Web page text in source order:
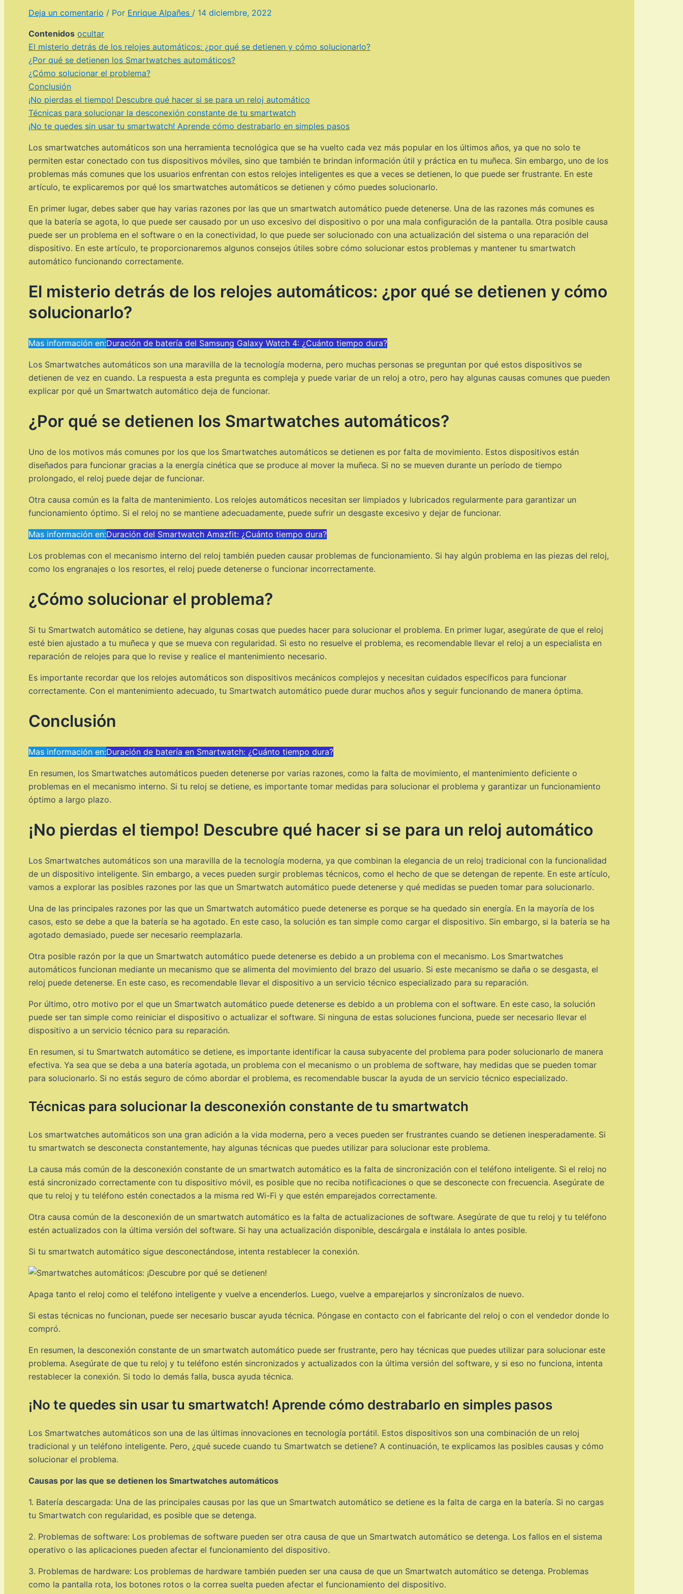
Deja un comentario / Por Enrique Alpañes / 14 diciembre, 2022
Contenidos ocultar
El misterio detrás de los relojes automáticos: ¿por qué se detienen y cómo solucionarlo?
¿Por qué se detienen los Smartwatches automáticos?
¿Cómo solucionar el problema?
Conclusión
¡No pierdas el tiempo! Descubre qué hacer si se para un reloj automático
Técnicas para solucionar la desconexión constante de tu smartwatch
¡No te quedes sin usar tu smartwatch! Aprende cómo destrabarlo en simples pasos
Los smartwatches automáticos son una herramienta tecnológica que se ha vuelto cada vez más popular en los últimos años, ya que no solo te
permiten estar conectado con tus dispositivos móviles, sino que también te brindan información útil y práctica en tu muñeca. Sin embargo, uno de los
problemas más comunes que los usuarios enfrentan con estos relojes inteligentes es que a veces se detienen, lo que puede ser frustrante. En este
artículo, te explicaremos por qué los smartwatches automáticos se detienen y cómo puedes solucionarlo.
En primer lugar, debes saber que hay varias razones por las que un smartwatch automático puede detenerse. Una de las razones más comunes es
que la batería se agota, lo que puede ser causado por un uso excesivo del dispositivo o por una mala configuración de la pantalla. Otra posible causa
puede ser un problema en el software o en la conectividad, lo que puede ser solucionado con una actualización del sistema o una reparación del
dispositivo. En este artículo, te proporcionaremos algunos consejos útiles sobre cómo solucionar estos problemas y mantener tu smartwatch
automático funcionando correctamente.
El misterio detrás de los relojes automáticos: ¿por qué se detienen y cómo
solucionarlo?
Mas información en:Duración de batería del Samsung Galaxy Watch 4: ¿Cuánto tiempo dura?
Los Smartwatches automáticos son una maravilla de la tecnología moderna, pero muchas personas se preguntan por qué estos dispositivos se
detienen de vez en cuando. La respuesta a esta pregunta es compleja y puede variar de un reloj a otro, pero hay algunas causas comunes que pueden
explicar por qué un Smartwatch automático deja de funcionar.
¿Por qué se detienen los Smartwatches automáticos?
Uno de los motivos más comunes por los que los Smartwatches automáticos se detienen es por falta de movimiento. Estos dispositivos están
diseñados para funcionar gracias a la energía cinética que se produce al mover la muñeca. Si no se mueven durante un período de tiempo
prolongado, el reloj puede dejar de funcionar.
Otra causa común es la falta de mantenimiento. Los relojes automáticos necesitan ser limpiados y lubricados regularmente para garantizar un
funcionamiento óptimo. Si el reloj no se mantiene adecuadamente, puede sufrir un desgaste excesivo y dejar de funcionar.
Mas información en:Duración del Smartwatch Amazfit: ¿Cuánto tiempo dura?
Los problemas con el mecanismo interno del reloj también pueden causar problemas de funcionamiento. Si hay algún problema en las piezas del reloj,
como los engranajes o los resortes, el reloj puede detenerse o funcionar incorrectamente.
¿Cómo solucionar el problema?
Si tu Smartwatch automático se detiene, hay algunas cosas que puedes hacer para solucionar el problema. En primer lugar, asegúrate de que el reloj
esté bien ajustado a tu muñeca y que se mueva con regularidad. Si esto no resuelve el problema, es recomendable llevar el reloj a un especialista en
reparación de relojes para que lo revise y realice el mantenimiento necesario.
Es importante recordar que los relojes automáticos son dispositivos mecánicos complejos y necesitan cuidados específicos para funcionar
correctamente. Con el mantenimiento adecuado, tu Smartwatch automático puede durar muchos años y seguir funcionando de manera óptima.
Conclusión
Mas información en:Duración de batería en Smartwatch: ¿Cuánto tiempo dura?
En resumen, los Smartwatches automáticos pueden detenerse por varias razones, como la falta de movimiento, el mantenimiento deficiente o
problemas en el mecanismo interno. Si tu reloj se detiene, es importante tomar medidas para solucionar el problema y garantizar un funcionamiento
óptimo a largo plazo.
¡No pierdas el tiempo! Descubre qué hacer si se para un reloj automático
Los Smartwatches automáticos son una maravilla de la tecnología moderna, ya que combinan la elegancia de un reloj tradicional con la funcionalidad
de un dispositivo inteligente. Sin embargo, a veces pueden surgir problemas técnicos, como el hecho de que se detengan de repente. En este artículo,
vamos a explorar las posibles razones por las que un Smartwatch automático puede detenerse y qué medidas se pueden tomar para solucionarlo.
Una de las principales razones por las que un Smartwatch automático puede detenerse es porque se ha quedado sin energía. En la mayoría de los
casos, esto se debe a que la batería se ha agotado. En este caso, la solución es tan simple como cargar el dispositivo. Sin embargo, si la batería se ha
agotado demasiado, puede ser necesario reemplazarla.
Otra posible razón por la que un Smartwatch automático puede detenerse es debido a un problema con el mecanismo. Los Smartwatches
automáticos funcionan mediante un mecanismo que se alimenta del movimiento del brazo del usuario. Si este mecanismo se daña o se desgasta, el
reloj puede detenerse. En este caso, es recomendable llevar el dispositivo a un servicio técnico especializado para su reparación.
Por último, otro motivo por el que un Smartwatch automático puede detenerse es debido a un problema con el software. En este caso, la solución
puede ser tan simple como reiniciar el dispositivo o actualizar el software. Si ninguna de estas soluciones funciona, puede ser necesario llevar el
dispositivo a un servicio técnico para su reparación.
En resumen, si tu Smartwatch automático se detiene, es importante identificar la causa subyacente del problema para poder solucionarlo de manera
efectiva. Ya sea que se deba a una batería agotada, un problema con el mecanismo o un problema de software, hay medidas que se pueden tomar
para solucionarlo. Si no estás seguro de cómo abordar el problema, es recomendable buscar la ayuda de un servicio técnico especializado.
Técnicas para solucionar la desconexión constante de tu smartwatch
Los smartwatches automáticos son una gran adición a la vida moderna, pero a veces pueden ser frustrantes cuando se detienen inesperadamente. Si
tu smartwatch se desconecta constantemente, hay algunas técnicas que puedes utilizar para solucionar este problema.
La causa más común de la desconexión constante de un smartwatch automático es la falta de sincronización con el teléfono inteligente. Si el reloj no
está sincronizado correctamente con tu dispositivo móvil, es posible que no reciba notificaciones o que se desconecte con frecuencia. Asegúrate de
que tu reloj y tu teléfono estén conectados a la misma red Wi-Fi y que estén emparejados correctamente.
Otra causa común de la desconexión de un smartwatch automático es la falta de actualizaciones de software. Asegúrate de que tu reloj y tu teléfono
estén actualizados con la última versión del software. Si hay una actualización disponible, descárgala e instálala lo antes posible.
Si tu smartwatch automático sigue desconectándose, intenta restablecer la conexión.
Apaga tanto el reloj como el teléfono inteligente y vuelve a encenderlos. Luego, vuelve a emparejarlos y sincronízalos de nuevo.
Si estas técnicas no funcionan, puede ser necesario buscar ayuda técnica. Póngase en contacto con el fabricante del reloj o con el vendedor donde lo
compró.
En resumen, la desconexión constante de un smartwatch automático puede ser frustrante, pero hay técnicas que puedes utilizar para solucionar este
problema. Asegúrate de que tu reloj y tu teléfono estén sincronizados y actualizados con la última versión del software, y si eso no funciona, intenta
restablecer la conexión. Si todo lo demás falla, busca ayuda técnica.
¡No te quedes sin usar tu smartwatch! Aprende cómo destrabarlo en simples pasos
Los Smartwatches automáticos son una de las últimas innovaciones en tecnología portátil. Estos dispositivos son una combinación de un reloj
tradicional y un teléfono inteligente. Pero, ¿qué sucede cuando tu Smartwatch se detiene? A continuación, te explicamos las posibles causas y cómo
solucionar el problema.
Causas por las que se detienen los Smartwatches automáticos
1. Batería descargada: Una de las principales causas por las que un Smartwatch automático se detiene es la falta de carga en la batería. Si no cargas
tu Smartwatch con regularidad, es posible que se detenga.
2. Problemas de software: Los problemas de software pueden ser otra causa de que un Smartwatch automático se detenga. Los fallos en el sistema
operativo o las aplicaciones pueden afectar el funcionamiento del dispositivo.
3. Problemas de hardware: Los problemas de hardware también pueden ser una causa de que un Smartwatch automático se detenga. Problemas
como la pantalla rota, los botones rotos o la correa suelta pueden afectar el funcionamiento del dispositivo.